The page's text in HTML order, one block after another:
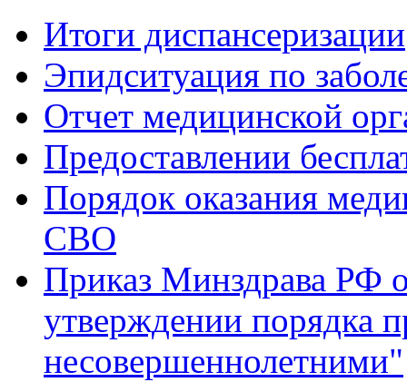
Итоги диспансеризации
Эпидситуация по
Отчет медицинской
Предоставлении
Порядок оказания
СВО
Приказ Минздрава РФ
утверждении порядка
несовершеннолетними"